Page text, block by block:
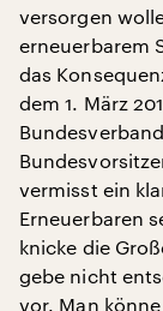
versorgen
erneuerbarem
das
dem 1. März
vermisst ein
Erneuerbaren
knicke die
gebe nicht
vor. Man